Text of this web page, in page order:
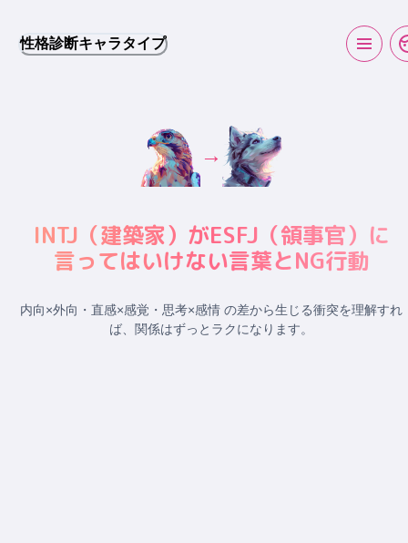
性格診断キャラタイプ
→
INTJ （建築家）がESFJ （領事官）に
言ってはいけない言葉とNG行動
内向×外向・直感×感覚・思考×感情 の差から生じる衝突を理解すれ
ば、関係はずっとラクになります。